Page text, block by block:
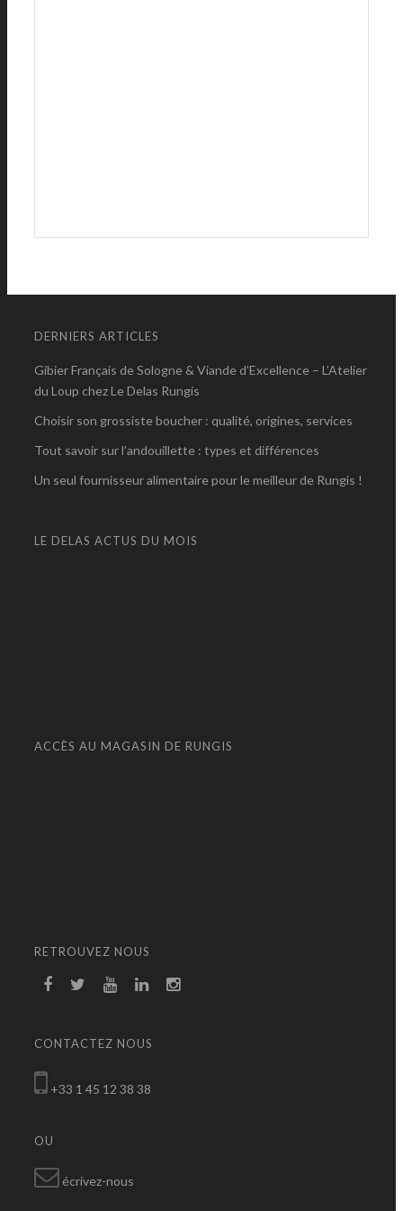
DERNIERS ARTICLES
Gibier Français de Sologne & Viande d’Excellence – L’Atelier
du Loup chez Le Delas Rungis
Choisir son grossiste boucher : qualité, origines, services
Tout savoir sur l’andouillette : types et différences
Un seul fournisseur alimentaire pour le meilleur de Rungis !
LE DELAS ACTUS DU MOIS
ACCÈS AU MAGASIN DE RUNGIS
RETROUVEZ NOUS
CONTACTEZ NOUS
+33 1 45 12 38 38
OU
écrivez-nous